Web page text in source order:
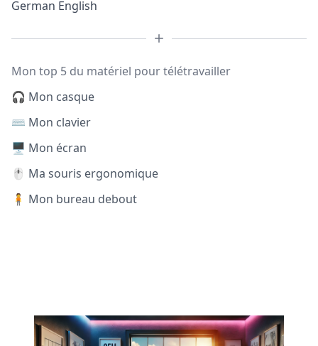
German English
Mon top 5 du matériel pour télétravailler
🎧 Mon casque
⌨️ Mon clavier
🖥️ Mon écran
🖱️ Ma souris ergonomique
🧍 Mon bureau debout